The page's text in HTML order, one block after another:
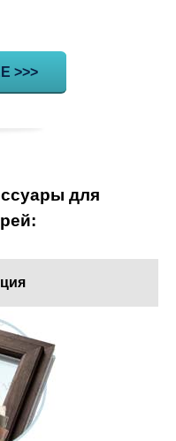
>>>
для